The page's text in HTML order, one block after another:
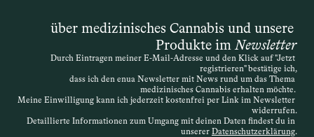
ist die Definition offen – entscheidend
ist, dass die Therapie medizinisch
nachvollziehbar begründet wird. Die
Verordnung kann daher sehr individuell
erfolgen. Wird der Antrag abgelehnt,
besteht die Möglichkeit des
über medizinisches Cannabis und unsere
Produkte im Newsletter
Durch Eintragen meiner E-Mail-Adresse und den Klick auf "Jetzt
registrieren" bestätige ich,
dass ich den enua Newsletter mit News rund um das Thema
medizinisches Cannabis erhalten möchte.
Meine Einwilligung kann ich jederzeit kostenfrei per Link im Newsletter
widerrufen.
Detaillierte Informationen zum Umgang mit deinen Daten findest du in
unserer Datenschutzerklärung.